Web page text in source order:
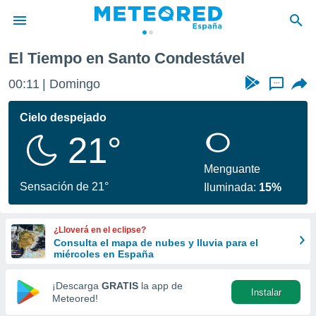
de
por
se
calidad.
a este
las
y
forma
digital
basada
El Tiempo en Santo Condestável
00:11 Domingo ...
Cielo despejado
21°
Sensación de 21°
Menguante
Iluminada: 15%
¿Lloverá en el eclipse?
Consulta el mapa de nubes y lluvia para el
miércoles en España
¡Descarga GRATIS la app de
Meteored!
Instalar